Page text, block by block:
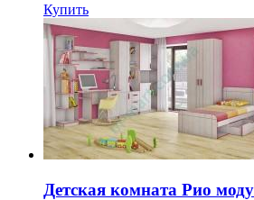
Купить
Детская комната Рио